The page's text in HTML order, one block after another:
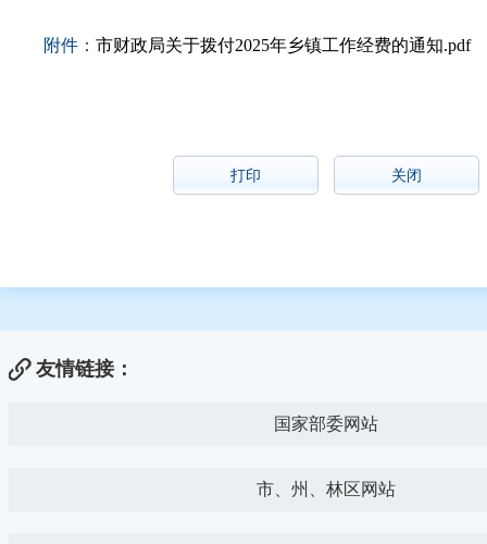
附件： 市财政局关于拨付2025年乡镇工作经费的通知.pdf
打印 关闭
友情链接：
国家部委网站
市、州、林区网站